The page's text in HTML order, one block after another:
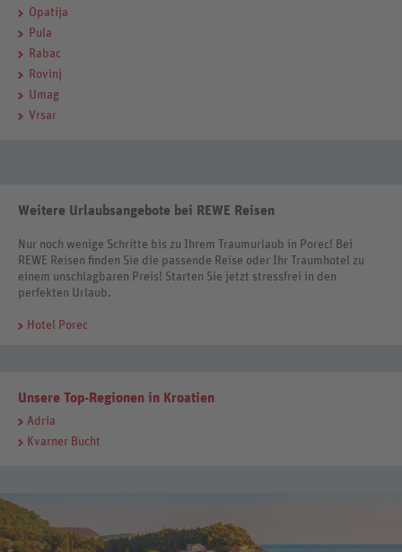
Opatija
Pula
Rabac
Rovinj
Umag
Vrsar
Weitere Urlaubsangebote bei REWE Reisen
Nur noch wenige Schritte bis zu Ihrem Traumurlaub in Porec! Bei
REWE Reisen finden Sie die passende Reise oder Ihr Traumhotel zu
einem unschlagbaren Preis! Starten Sie jetzt stressfrei in den
perfekten Urlaub.
Hotel Porec
Unsere Top-Regionen in Kroatien
Adria
Kvarner Bucht